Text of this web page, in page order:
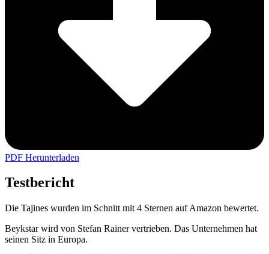
PDF Herunterladen
Testbericht
Die Tajines wurden im Schnitt mit 4 Sternen auf Amazon bewertet.
Beykstar wird von Stefan Rainer vertrieben. Das Unternehmen hat
seinen Sitz in Europa.